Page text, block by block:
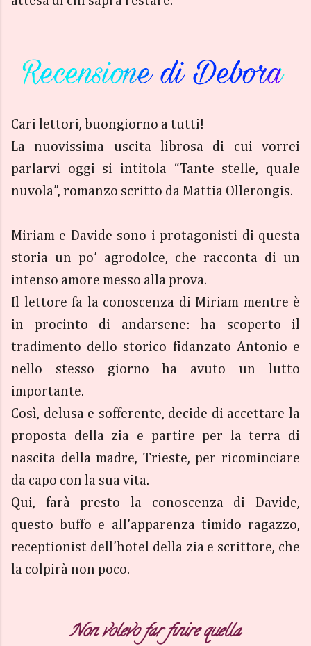
Cari lettori, buongiorno a tutti!
La nuovissima uscita librosa di cui vorrei
parlarvi oggi si intitola “Tante stelle, quale
nuvola”, romanzo scritto da Mattia Ollerongis.
Miriam e Davide sono i protagonisti di questa
storia un po’ agrodolce, che racconta di un
intenso amore messo alla prova.
Il lettore fa la conoscenza di Miriam mentre è
in procinto di andarsene: ha scoperto il
tradimento dello storico fidanzato Antonio e
nello stesso giorno ha avuto un lutto
importante.
Così, delusa e sofferente, decide di accettare la
proposta della zia e partire per la terra di
nascita della madre, Trieste, per ricominciare
da capo con la sua vita.
Qui, farà presto la conoscenza di Davide,
questo buffo e all’apparenza timido ragazzo,
receptionist dell’hotel della zia e scrittore, che
la colpirà non poco.
Non volevo far finire quella